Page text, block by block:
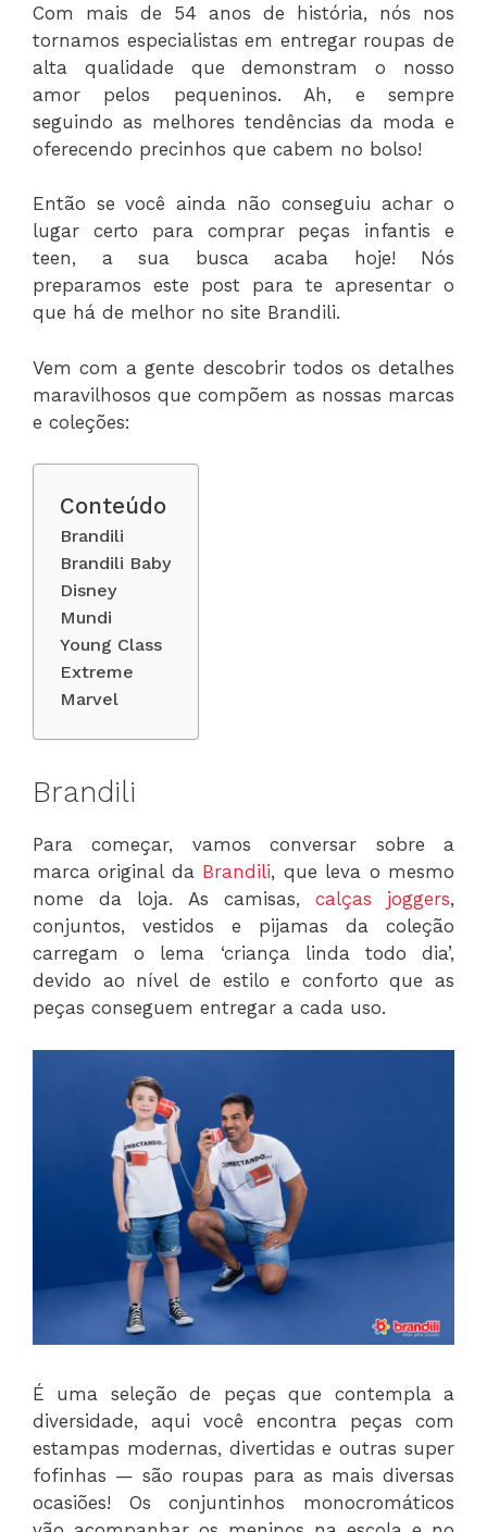
Com mais de 54 anos de história, nós nos
tornamos especialistas em entregar roupas de
alta qualidade que demonstram o nosso
amor pelos pequeninos. Ah, e sempre
seguindo as melhores tendências da moda e
oferecendo precinhos que cabem no bolso!
Então se você ainda não conseguiu achar o
lugar certo para comprar peças infantis e
teen, a sua busca acaba hoje! Nós
preparamos este post para te apresentar o
que há de melhor no site Brandili.
Vem com a gente descobrir todos os detalhes
maravilhosos que compõem as nossas marcas
e coleções:
Conteúdo
Brandili
Brandili Baby
Disney
Mundi
Young Class
Extreme
Marvel
Brandili
Para começar, vamos conversar sobre a
marca original da Brandili, que leva o mesmo
nome da loja. As camisas, calças joggers,
conjuntos, vestidos e pijamas da coleção
carregam o lema ‘criança linda todo dia’,
devido ao nível de estilo e conforto que as
peças conseguem entregar a cada uso.
É uma seleção de peças que contempla a
diversidade, aqui você encontra peças com
estampas modernas, divertidas e outras super
fofinhas — são roupas para as mais diversas
ocasiões! Os conjuntinhos monocromáticos